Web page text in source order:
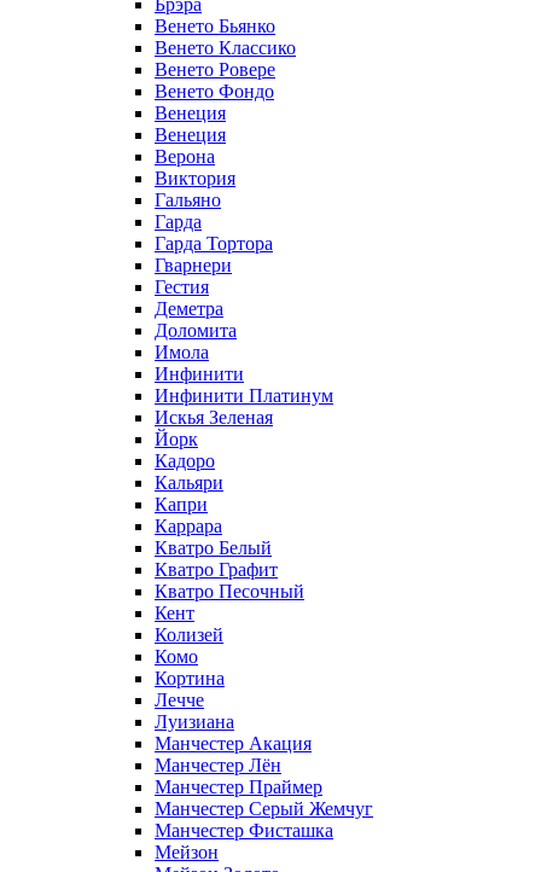
Венето Бьянко
Венето Классико
Венето Ровере
Венето Фондо
Венеция
Венеция
Верона
Виктория
Гальяно
Гарда
Гарда Тортора
Гварнери
Гестия
Деметра
Доломита
Имола
Инфинити
Инфинити Платинум
Искья Зеленая
Йорк
Кадоро
Кальяри
Капри
Каррара
Кватро Белый
Кватро Графит
Кватро Песочный
Кент
Колизей
Комо
Кортина
Лечче
Луизиана
Манчестер Акация
Манчестер Лён
Манчестер Праймер
Манчестер Серый Жемчуг
Манчестер Фисташка
Мейзон